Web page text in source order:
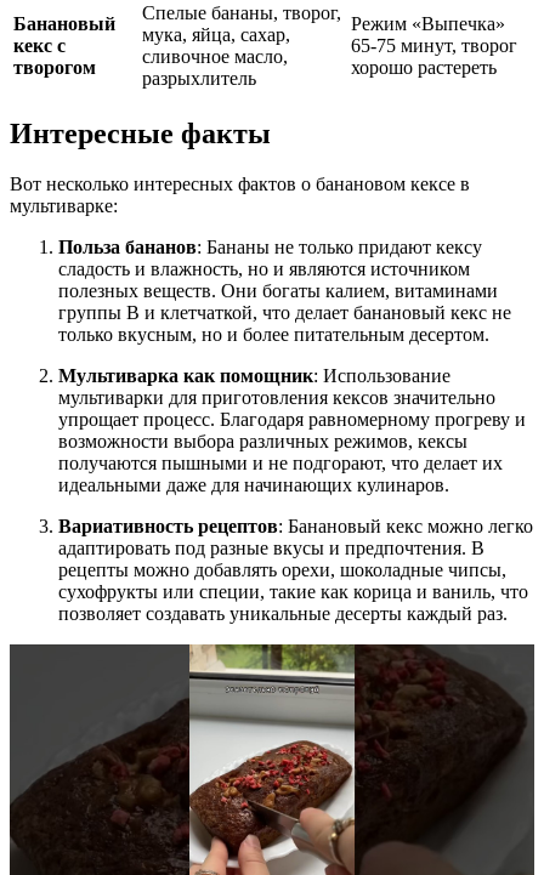
Банановый
кекс с
творогом
Спелые бананы, творог,
мука, яйца, сахар,
сливочное масло,
разрыхлитель
Режим «Выпечка»
65-75 минут, творог
хорошо растереть
Интересные факты
Вот несколько интересных фактов о банановом кексе в
мультиварке:
Польза бананов: Бананы не только придают кексу
сладость и влажность, но и являются источником
полезных веществ. Они богаты калием, витаминами
группы B и клетчаткой, что делает банановый кекс не
только вкусным, но и более питательным десертом.
Мультиварка как помощник: Использование
мультиварки для приготовления кексов значительно
упрощает процесс. Благодаря равномерному прогреву и
возможности выбора различных режимов, кексы
получаются пышными и не подгорают, что делает их
идеальными даже для начинающих кулинаров.
Вариативность рецептов: Банановый кекс можно легко
адаптировать под разные вкусы и предпочтения. В
рецепты можно добавлять орехи, шоколадные чипсы,
сухофрукты или специи, такие как корица и ваниль, что
позволяет создавать уникальные десерты каждый раз.